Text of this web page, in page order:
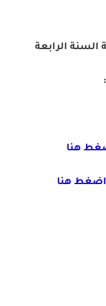
السنة الرابعة
هنا
اضغط هنا